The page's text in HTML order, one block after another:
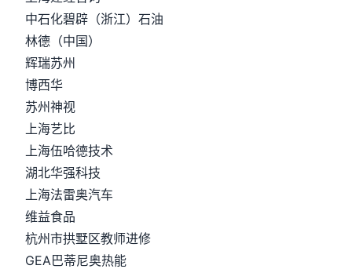
中石化碧辟（浙江）石油
林德（中国）
辉瑞苏州
博西华
苏州神视
上海艺比
上海伍哈德技术
湖北华强科技
上海法雷奥汽车
维益食品
杭州市拱墅区教师进修
GEA巴蒂尼奥热能